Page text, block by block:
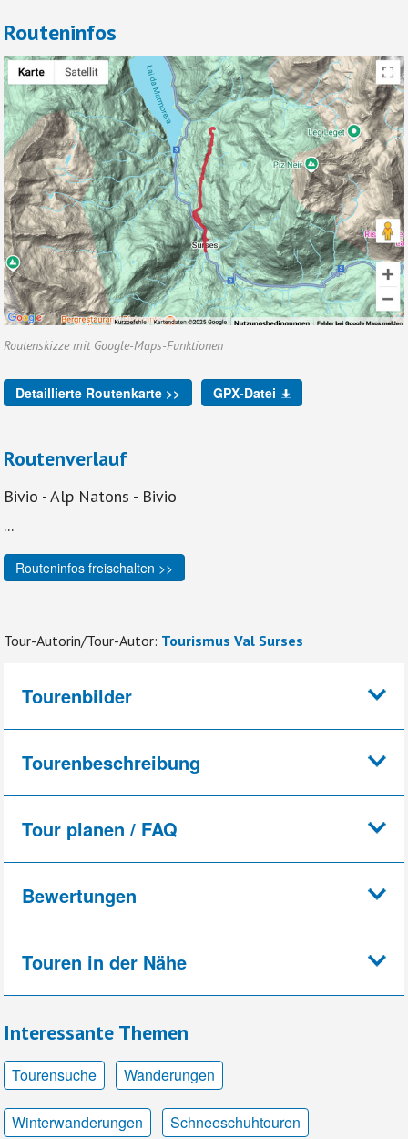
Routeninfos
Routenskizze mit Google-Maps-Funktionen
Detaillierte Routenkarte >> GPX-Datei
Routenverlauf
Bivio - Alp Natons - Bivio
...
Routeninfos freischalten >>
Tour-Autorin/Tour-Autor: Tourismus Val Surses
Tourenbilder
Tourenbeschreibung
Tour planen / FAQ
Bewertungen
Touren in der Nähe
Interessante Themen
Tourensuche Wanderungen
Winterwanderungen Schneeschuhtouren